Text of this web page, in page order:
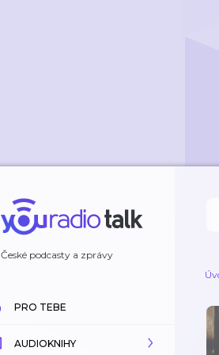
České podcasty a zprávy
PRO TEBE
AUDIOKNIHY